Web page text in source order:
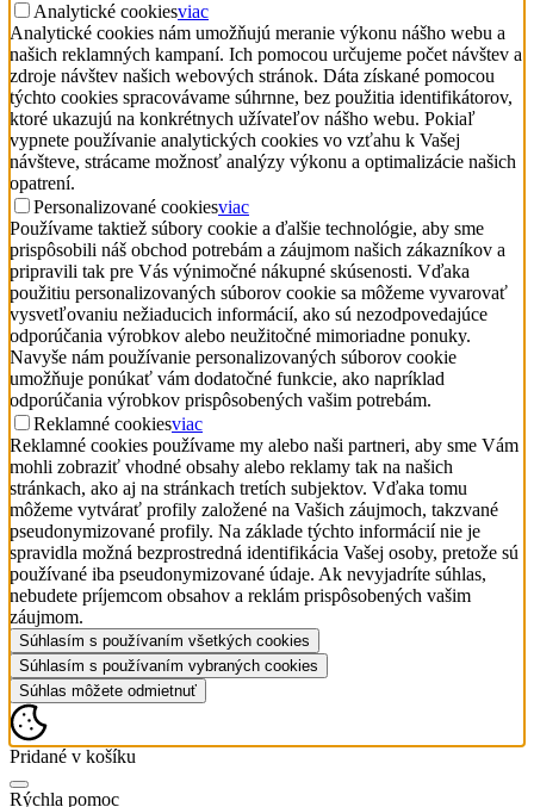
Analytické cookiesviac
Analytické cookies nám umožňujú meranie výkonu nášho webu a
našich reklamných kampaní. Ich pomocou určujeme počet návštev a
zdroje návštev našich webových stránok. Dáta získané pomocou
týchto cookies spracovávame súhrnne, bez použitia identifikátorov,
ktoré ukazujú na konkrétnych užívateľov nášho webu. Pokiaľ
vypnete používanie analytických cookies vo vzťahu k Vašej
návšteve, strácame možnosť analýzy výkonu a optimalizácie našich
opatrení.
Personalizované cookiesviac
Používame taktiež súbory cookie a ďalšie technológie, aby sme
prispôsobili náš obchod potrebám a záujmom našich zákazníkov a
pripravili tak pre Vás výnimočné nákupné skúsenosti. Vďaka
použitiu personalizovaných súborov cookie sa môžeme vyvarovať
vysvetľovaniu nežiaducich informácií, ako sú nezodpovedajúce
odporúčania výrobkov alebo neužitočné mimoriadne ponuky.
Navyše nám používanie personalizovaných súborov cookie
umožňuje ponúkať vám dodatočné funkcie, ako napríklad
odporúčania výrobkov prispôsobených vašim potrebám.
Reklamné cookiesviac
Reklamné cookies používame my alebo naši partneri, aby sme Vám
mohli zobraziť vhodné obsahy alebo reklamy tak na našich
stránkach, ako aj na stránkach tretích subjektov. Vďaka tomu
môžeme vytvárať profily založené na Vašich záujmoch, takzvané
pseudonymizované profily. Na základe týchto informácií nie je
spravidla možná bezprostredná identifikácia Vašej osoby, pretože sú
používané iba pseudonymizované údaje. Ak nevyjadríte súhlas,
nebudete príjemcom obsahov a reklám prispôsobených vašim
záujmom.
Súhlasím s používaním všetkých cookies
Súhlasím s používaním vybraných cookies
Súhlas môžete odmietnuť
Pridané v košíku
Rýchla pomoc